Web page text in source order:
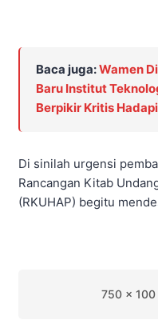
Baca juga:Wamen
Baru Institut
Berpikir Kritis
Di sinilah urgensi
Rancangan Kitab
(RKUHAP) begitu
750 x 100